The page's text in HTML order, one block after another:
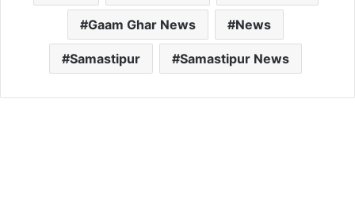
Gaam Ghar News News
Samastipur Samastipur News